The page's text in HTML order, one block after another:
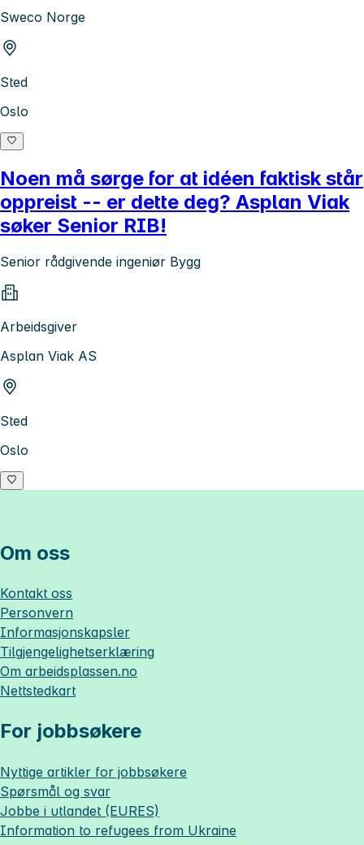
Sweco Norge
Sted
Oslo
Noen må sørge for at idéen faktisk står
oppreist -- er dette deg? Asplan Viak
søker Senior RIB!
Senior rådgivende ingeniør Bygg
Arbeidsgiver
Asplan Viak AS
Sted
Oslo
Om oss
Kontakt oss
Personvern
Informasjonskapsler
Tilgjengelighetserklæring
Om arbeidsplassen.no
Nettstedkart
For jobbsøkere
Nyttige artikler for jobbsøkere
Spørsmål og svar
Jobbe i utlandet (EURES)
Information to refugees from Ukraine